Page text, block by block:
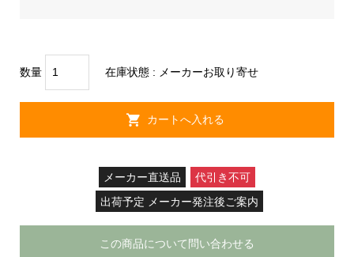
数量 在庫状態 : メーカーお取り寄せ
メーカー直送品
代引き不可
出荷予定 メーカー発注後ご案内
この商品について問い合わせる